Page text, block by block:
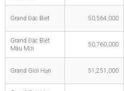
Grand Đặc Biệt 50,564,000
Grand Đặc Biệt
Màu Mới
50,760,000
Grand Giới Hạn 51,251,000